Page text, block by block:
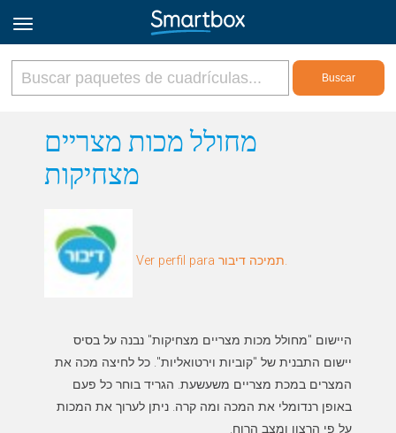
Online Grids
מחולל מכות מצריים
מצחיקות
Ver perfil para תמיכה דיבור.
היישום "מחולל מכות מצריים מצחיקות" נבנה על בסיס
יישום התבנית של "קוביות וירטואליות". כל לחיצה מכה את
המצרים במכת מצריים משעשעת. הגריד בוחר כל פעם
באופן רנדומלי את המכה ומה קרה. ניתן לערוך את המכות